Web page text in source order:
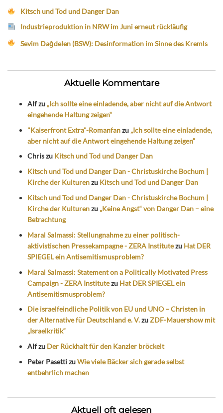
Kitsch und Tod und Danger Dan
Industrieproduktion in NRW im Juni erneut rückläufig
Sevim Dağdelen (BSW): Desinformation im Sinne des Kremls
Aktuelle Kommentare
Alfzu „Ich sollte eine einladende, aber nicht auf die Antwort
eingehende Haltung zeigen“
"Kaiserfront Extra"-Romanfanzu „Ich sollte eine einladende,
aber nicht auf die Antwort eingehende Haltung zeigen“
Chriszu Kitsch und Tod und Danger Dan
Kitsch und Tod und Danger Dan - Christuskirche Bochum |
Kirche der Kulturenzu Kitsch und Tod und Danger Dan
Kitsch und Tod und Danger Dan - Christuskirche Bochum |
Kirche der Kulturenzu „Keine Angst“ von Danger Dan – eine
Betrachtung
Maral Salmassi: Stellungnahme zu einer politisch-
aktivistischen Pressekampagne - ZERA Institutezu Hat DER
SPIEGEL ein Antisemitismusproblem?
Maral Salmassi: Statement on a Politically Motivated Press
Campaign - ZERA Institutezu Hat DER SPIEGEL ein
Antisemitismusproblem?
Die israelfeindliche Politik von EU und UNO – Christen in
der Alternative für Deutschland e. V.zuZDF-Mauershow mit
„Israelkritik“
Alfzu Der Rückhalt für den Kanzler bröckelt
Peter PasettizuWie viele Bäcker sich gerade selbst
entbehrlich machen
Aktuell oft gelesen